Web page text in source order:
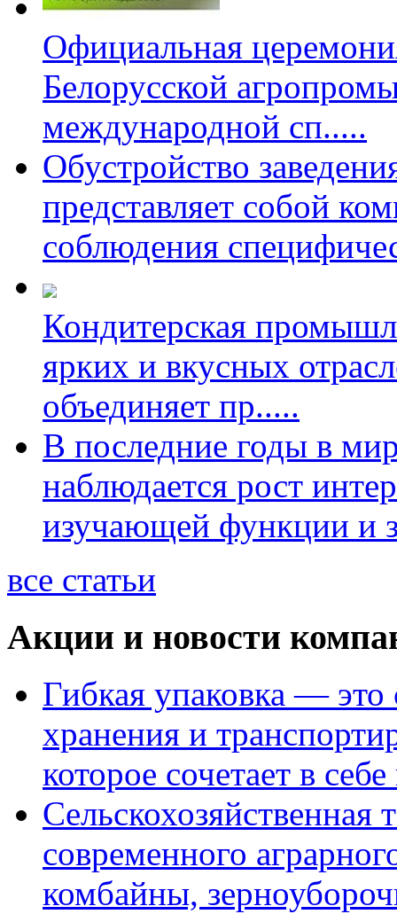
Официальная
Белорусской
международной сп.....
Обустройство
представляет собой
соблюдения
Кондитерская
ярких и вкусных
объединяет пр.....
В последние годы в
наблюдается рост
изучающей функции и
все статьи
Акции и новости
Гибкая упаковка —
хранения и
которое сочетает в
современного
комбайны,